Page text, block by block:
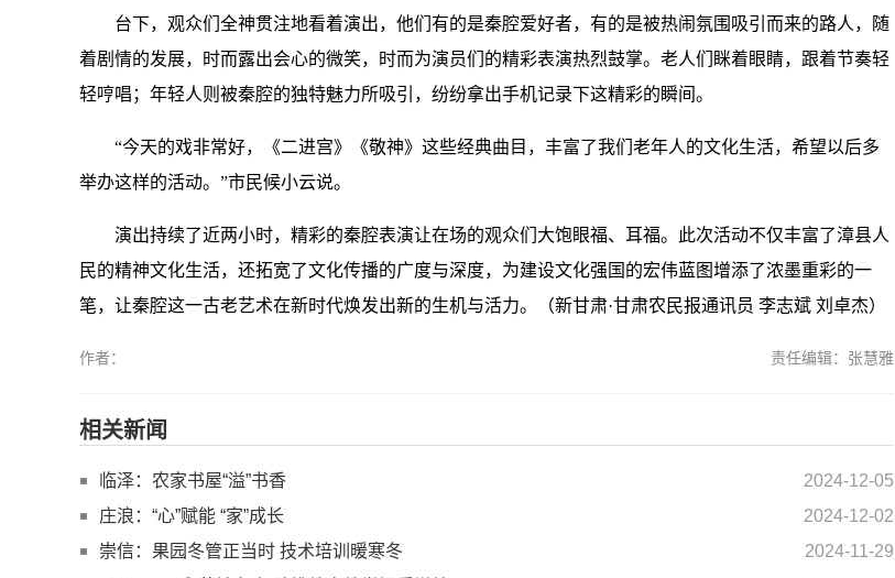
台下，观众们全神贯注地看着演出，他们有的是秦腔爱好者，有的是被热闹氛围吸引而来的路人，随
着剧情的发展，时而露出会心的微笑，时而为演员们的精彩表演热烈鼓掌。老人们眯着眼睛，跟着节奏轻
轻哼唱；年轻人则被秦腔的独特魅力所吸引，纷纷拿出手机记录下这精彩的瞬间。
“今天的戏非常好，《二进宫》《敬神》这些经典曲目，丰富了我们老年人的文化生活，希望以后多
举办这样的活动。”市民候小云说。
演出持续了近两小时，精彩的秦腔表演让在场的观众们大饱眼福、耳福。此次活动不仅丰富了漳县人
民的精神文化生活，还拓宽了文化传播的广度与深度，为建设文化强国的宏伟蓝图增添了浓墨重彩的一
笔，让秦腔这一古老艺术在新时代焕发出新的生机与活力。（新甘肃·甘肃农民报通讯员 李志斌 刘卓杰）
责任编辑：张慧雅
作者：
相关新闻
2024-12-05
临泽：农家书屋“溢”书香
2024-12-02
庄浪：“心”赋能 “家”成长
2024-11-29
崇信：果园冬管正当时 技术培训暖寒冬